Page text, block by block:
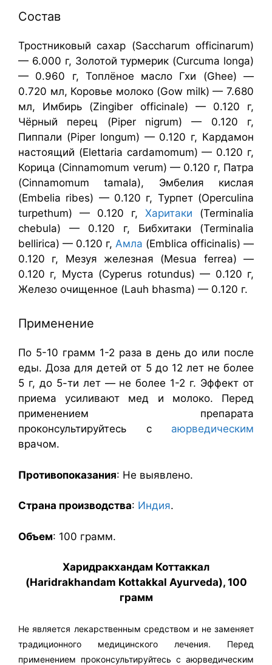
Состав
Тростниковый сахар (Saccharum officinarum)
— 6.000 г, Золотой турмерик (Curcuma longa)
— 0.960 г, Топлёное масло Гхи (Ghee) —
0.720 мл, Коровье молоко (Gow milk) — 7.680
мл, Имбирь (Zingiber officinale) — 0.120 г,
Чёрный перец (Piper nigrum) — 0.120 г,
Пиппали (Piper longum) — 0.120 г, Кардамон
настоящий (Elettaria cardamomum) — 0.120 г,
Корица (Cinnamomum verum) — 0.120 г, Патра
(Cinnamomum tamala), Эмбелия кислая
(Embelia ribes) — 0.120 г, Турпет (Operculina
turpethum) — 0.120 г, Харитаки (Terminalia
chebula) — 0.120 г, Бибхитаки (Terminalia
bellirica) — 0.120 г, Амла (Emblica officinalis) —
0.120 г, Мезуя железная (Mesua ferrea) —
0.120 г, Муста (Cyperus rotundus) — 0.120 г,
Железо очищенное (Lauh bhasma) — 0.120 г.
Применение
По 5-10 грамм 1-2 раза в день до или после
еды. Доза для детей от 5 до 12 лет не более
5 г, до 5-ти лет — не более 1-2 г. Эффект от
приема усиливают мед и молоко. Перед
применением препарата
проконсультируйтесь с аюрведическим
врачом.
Противопоказания: Не выявлено.
Страна производства: Индия.
Объем: 100 грамм.
Харидракхандам Коттаккал
(Haridrakhandam Kottakkal Ayurveda), 100
грамм
Не является лекарственным средством и не заменяет
традиционного медицинского лечения. Перед
применением проконсультируйтесь с аюрведическим